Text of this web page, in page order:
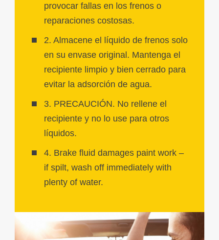
provocar fallas en los frenos o
reparaciones costosas.
2. Almacene el líquido de frenos solo
en su envase original. Mantenga el
recipiente limpio y bien cerrado para
evitar la adsorción de agua.
3. PRECAUCIÓN. No rellene el
recipiente y no lo use para otros
líquidos.
4. Brake fluid damages paint work –
if spilt, wash off immediately with
plenty of water.